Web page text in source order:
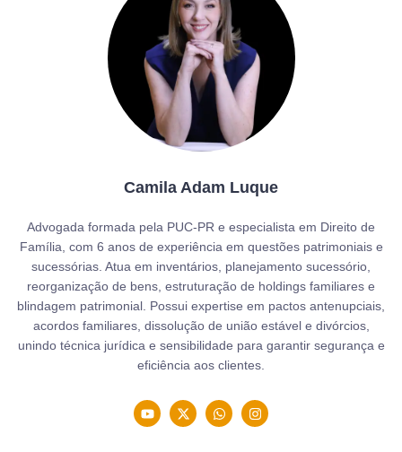
Camila Adam Luque
Advogada formada pela PUC-PR e especialista em Direito de
Família, com 6 anos de experiência em questões patrimoniais e
sucessórias. Atua em inventários, planejamento sucessório,
reorganização de bens, estruturação de holdings familiares e
blindagem patrimonial. Possui expertise em pactos antenupciais,
acordos familiares, dissolução de união estável e divórcios,
unindo técnica jurídica e sensibilidade para garantir segurança e
eficiência aos clientes.